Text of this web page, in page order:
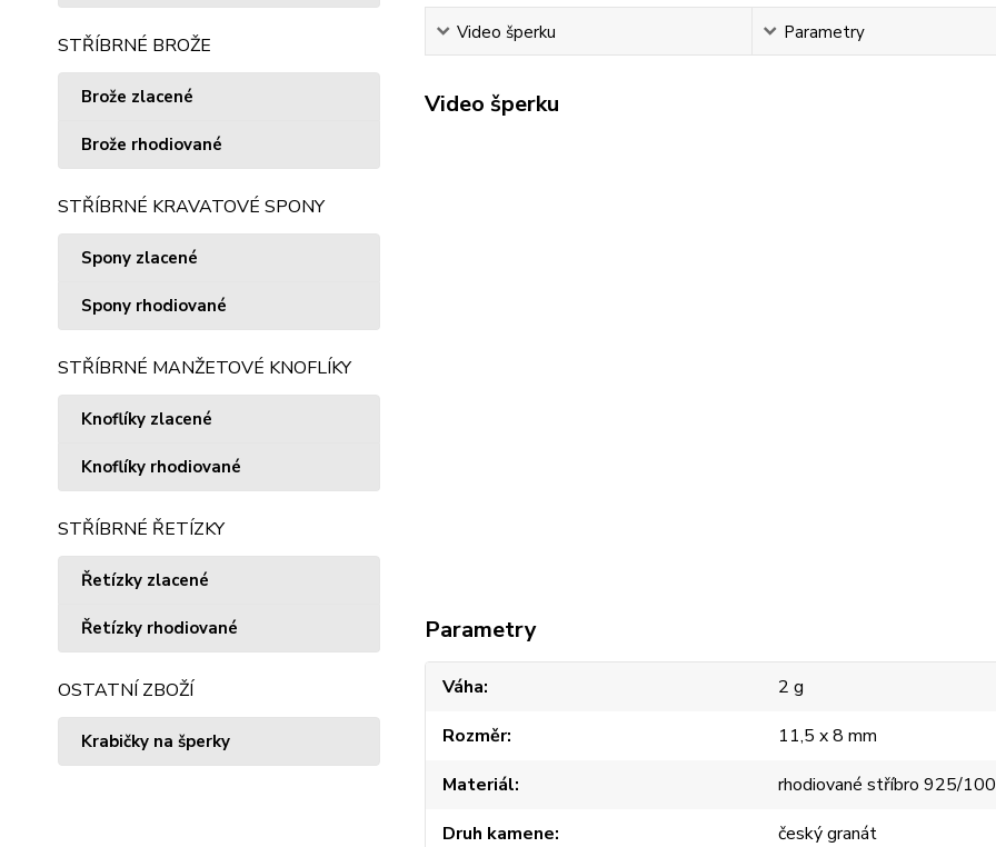
STŘÍBRNÉ BROŽE
Brože zlacené
Brože rhodiované
STŘÍBRNÉ KRAVATOVÉ SPONY
Spony zlacené
Spony rhodiované
STŘÍBRNÉ MANŽETOVÉ KNOFLÍKY
Knoflíky zlacené
Knoflíky rhodiované
STŘÍBRNÉ ŘETÍZKY
Řetízky zlacené
Řetízky rhodiované
OSTATNÍ ZBOŽÍ
Krabičky na šperky
Video šperku Parametry
Video šperku
Parametry
Váha
2 g
Rozměr
11,5 x 8 mm
Materiál
rhodiované stříbro 925/
Druh kamene
český granát